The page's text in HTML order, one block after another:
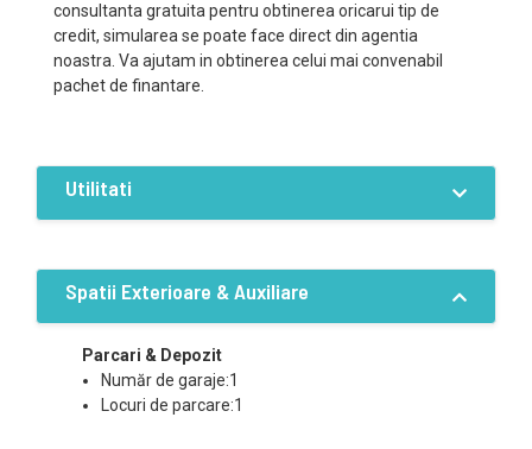
consultanta gratuita pentru obtinerea oricarui tip de
credit, simularea se poate face direct din agentia
noastra. Va ajutam in obtinerea celui mai convenabil
pachet de finantare.
Utilitati
Sistem irigatie
Spatii Exterioare & Auxiliare
Parcari & Depozit
Număr de garaje:1
Locuri de parcare:1